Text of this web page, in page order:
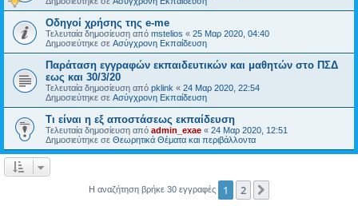
Οδηγοί χρήσης της e-me
Τελευταία δημοσίευση από mstelios « 25 Μαρ 2020, 04:40
Δημοσιεύτηκε σε Ασύγχρονη Εκπαίδευση
Παράταση εγγραφών εκπαιδευτικών και μαθητών στο ΠΣΔ
εως και 30/3/20
Τελευταία δημοσίευση από pklink « 24 Μαρ 2020, 22:54
Δημοσιεύτηκε σε Ασύγχρονη Εκπαίδευση
Τι είναι η εξ αποστάσεως εκπαίδευση
Τελευταία δημοσίευση από admin_exae « 24 Μαρ 2020, 12:51
Δημοσιεύτηκε σε Θεωρητικά Θέματα και περιβάλλοντα
Η αναζήτηση βρήκε 30 εγγραφές 1 2